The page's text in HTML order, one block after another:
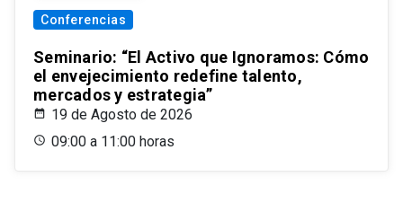
Conferencias
Seminario: “El Activo que Ignoramos: Cómo
el envejecimiento redefine talento,
mercados y estrategia”
19 de Agosto de 2026
09:00 a 11:00 horas